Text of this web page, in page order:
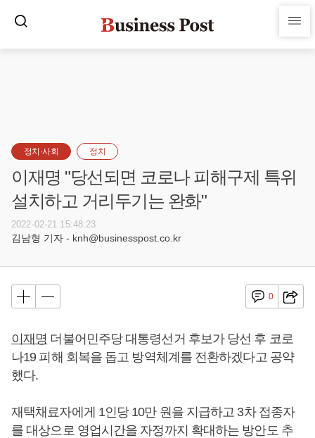
정치·사회 정치
이재명 "당선되면 코로나 피해구제 특위
설치하고 거리두기는 완화"
2022-02-21 15:48:23
김남형 기자 - knh@businesspost.co.kr
0
이재명 더불어민주당 대통령선거 후보가 당선 후 코로
나19 피해 회복을 돕고 방역체계를 전환하겠다고 공약
했다.
재택채료자에게 1인당 10만 원을 지급하고 3차 접종자
를 대상으로 영업시간을 자정까지 확대하는 방안도 추